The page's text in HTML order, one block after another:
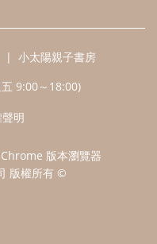
小太陽親子書房
9:00～18:00)
明
版本瀏覽器
版權所有 ©